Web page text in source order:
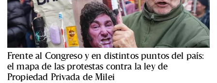
Frente al Congreso y en distintos puntos del país:
el mapa de las protestas contra la ley de
Propiedad Privada de Milei